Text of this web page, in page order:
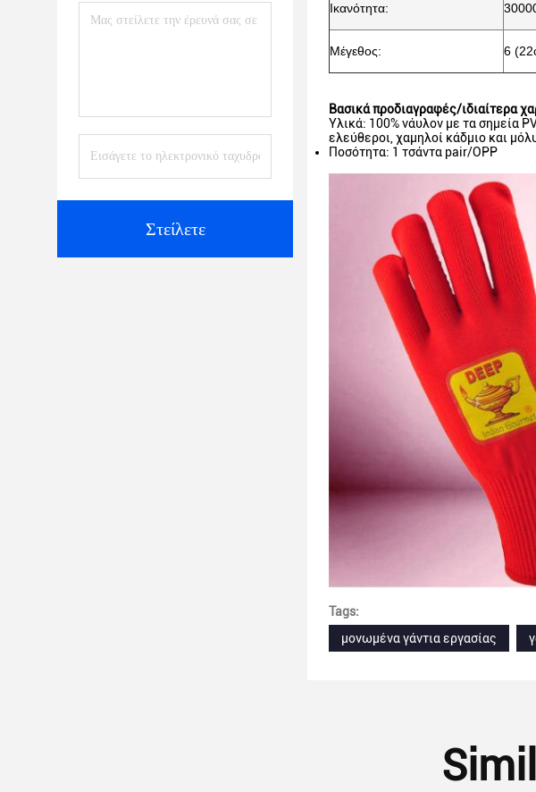
Στείλετε
Ικανότητα:
Μέγεθος: 6
Βασικά προδιαγραφές/ιδιαίτερα
Υλικά: 100% νάυλον με τα σημεία
ελεύθεροι, χαμηλοί κάδμιο και
Ποσότητα: 1 τσάντα pair/OPP
Tags:
μονωμένα γάντια εργασίας